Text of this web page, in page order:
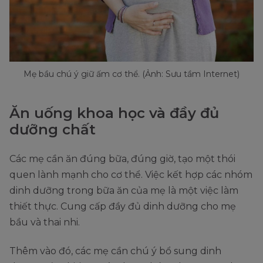
Mẹ bầu chú ý giữ ấm cơ thể. (Ảnh: Sưu tầm Internet)
Ăn uống khoa học và đầy đủ
dưỡng chất
Các mẹ cần ăn đúng bữa, đúng giờ, tạo một thói
quen lành mạnh cho cơ thể. Việc kết hợp các nhóm
dinh dưỡng trong bữa ăn của mẹ là một việc làm
thiết thực. Cung cấp đầy đủ dinh dưỡng cho mẹ
bầu và thai nhi.
Thêm vào đó, các mẹ cần chú ý bổ sung dinh